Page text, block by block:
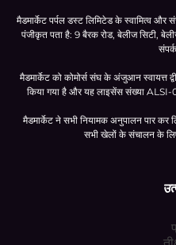
मैडमार्केट पर्पल डस्ट लिमिटेड के स्वामित्व
पंजीकृत पता है: 9 बैरक रोड, बेलीज सिटी,
मैडमार्केट को कोमोर्स संघ के अंजुआन स्वायत्त
किया गया है और यह लाइसेंस संख्या
मैडमार्केट ने सभी नियामक अनुपालन पार कर
सभी खेलों के संचालन के